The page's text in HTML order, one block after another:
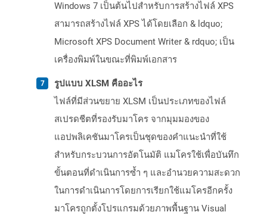
Windows 7 เป็นต้นไปสำหรับการสร้างไฟล์ XPS
สามารถสร้างไฟล์ XPS ได้โดยเลือก & ldquo;
Microsoft XPS Document Writer & rdquo; เป็น
เครื่องพิมพ์ในขณะที่พิมพ์เอกสาร
รูปแบบ XLSM คืออะไร
ไฟล์ที่มีส่วนขยาย XLSM เป็นประเภทของไฟล์
สเปรดชีตที่รองรับมาโคร จากมุมมองของ
แอปพลิเคชันมาโครเป็นชุดของคำแนะนำที่ใช้
สำหรับกระบวนการอัตโนมัติ แมโครใช้เพื่อบันทึก
ขั้นตอนที่ดำเนินการซ้ำ ๆ และอำนวยความสะดวก
ในการดำเนินการโดยการเรียกใช้แมโครอีกครั้ง
มาโครถูกตั้งโปรแกรมด้วยภาพพื้นฐาน Visual